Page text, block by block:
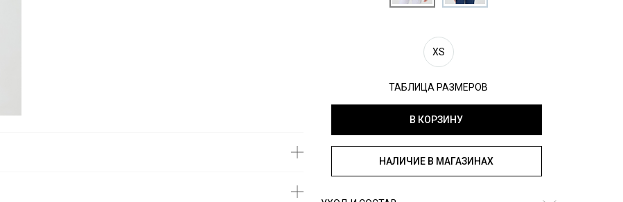
XS
ТАБЛИЦА РАЗМЕРОВ
В КОРЗИНУ
НАЛИЧИЕ В МАГАЗИНАХ